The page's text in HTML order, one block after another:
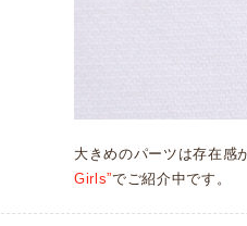
大きめのパーツは存在感
Girls”でご紹介中です。